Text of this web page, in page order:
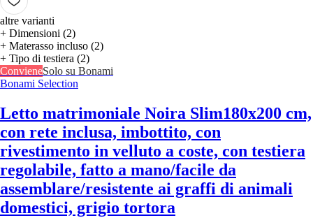
altre varianti
+ Dimensioni (2)
+ Materasso incluso (2)
+ Tipo di testiera (2)
ConvieneSolo su Bonami
Bonami Selection
Letto matrimoniale Noira Slim180x200 cm,
con rete inclusa, imbottito, con
rivestimento in velluto a coste, con testiera
regolabile, fatto a mano/facile da
assemblare/resistente ai graffi di animali
domestici, grigio tortora